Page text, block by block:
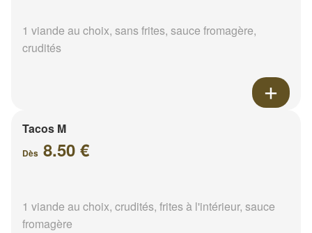
1 viande au choix, sans frites, sauce fromagère,
crudités
Tacos M
Dès 8.50 €
1 viande au choix, crudités, frites à l'intérieur, sauce
fromagère